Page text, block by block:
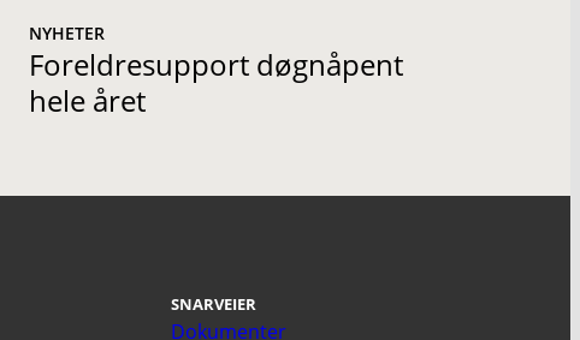
NYHETER
Foreldresupport døgnåpent
hele året
SNARVEIER
Dokumenter